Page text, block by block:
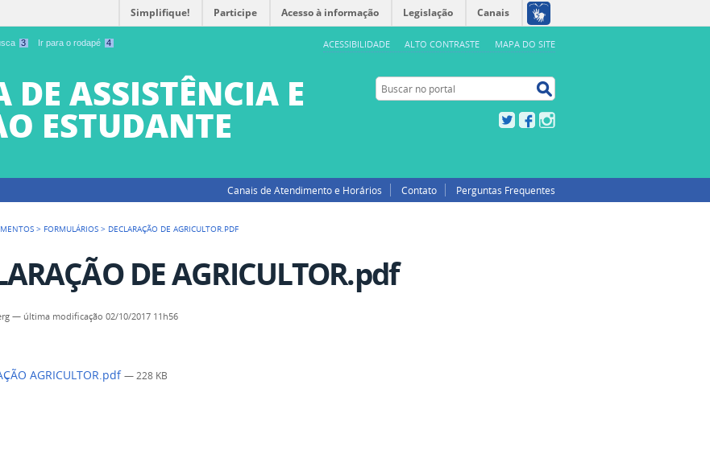
3 Ir para o rodapé 4 ACESSIBILIDADE ALTO CONTRASTE MAPA DO SITE
Simplifique! Participe Acesso à informação Legislação Canais
DE ASSISTÊNCIA E
ESTUDANTE
Buscar no portal
TwitterFacebook
Canais de Atendimento e Horários Contato Perguntas Frequentes
> FORMULÁRIOS > DECLARAÇÃO DE AGRICULTOR.PDF
DE AGRICULTOR.pdf
— última modificação 02/10/2017 11h56
AGRICULTOR.pdf— 228 KB